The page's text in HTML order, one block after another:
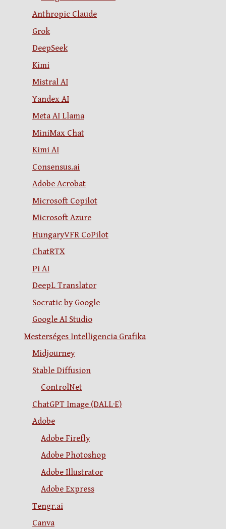
Anthropic Claude
Grok
DeepSeek
Kimi
Mistral AI
Yandex AI
Meta AI Llama
MiniMax Chat
Kimi AI
Consensus.ai
Adobe Acrobat
Microsoft Copilot
Microsoft Azure
HungaryVFR CoPilot
ChatRTX
Pi AI
DeepL Translator
Socratic by Google
Google AI Studio
Mesterséges Intelligencia Grafika
Midjourney
Stable Diffusion
ControlNet
ChatGPT Image (DALL·E)
Adobe
Adobe Firefly
Adobe Photoshop
Adobe Illustrator
Adobe Express
Tengr.ai
Canva